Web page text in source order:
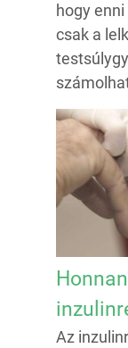
hogy
csak a
Az